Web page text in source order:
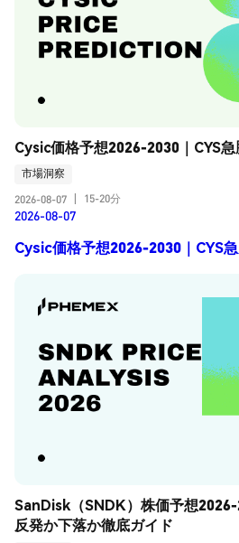
Cysic価格予想2026-2030｜CYS
市場洞察
2026-08-07
15-20分
2026-08-07
Cysic価格予想2026-2030｜CYS
SanDisk（SNDK）株価予想2026-
反発か下落か徹底ガイド